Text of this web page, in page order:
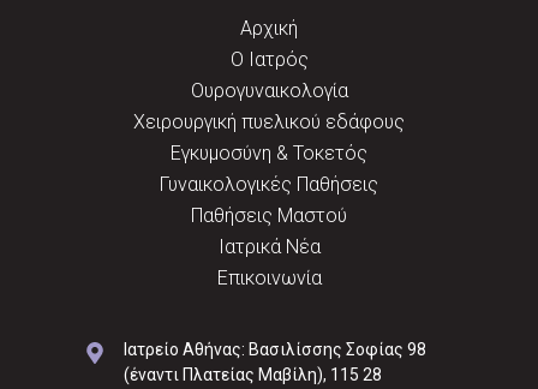
Αρχική
Ο Ιατρός
Ουρογυναικολογία
Χειρουργική πυελικού εδάφους
Εγκυμοσύνη & Τοκετός
Γυναικολογικές Παθήσεις
Παθήσεις Μαστού
Ιατρικά Νέα
Επικοινωνία
Ιατρείο Αθήνας: Βασιλίσσης Σοφίας 98
(έναντι Πλατείας Μαβίλη), 115 28